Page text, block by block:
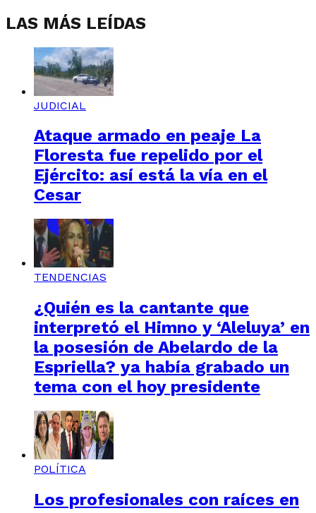
LAS MÁS LEÍDAS
JUDICIAL
Ataque armado en peaje La
Floresta fue repelido por el
Ejército: así está la vía en el
Cesar
TENDENCIAS
¿Quién es la cantante que
interpretó el Himno y ‘Aleluya’ en
la posesión de Abelardo de la
Espriella? ya había grabado un
tema con el hoy presidente
POLÍTICA
Los profesionales con raíces en